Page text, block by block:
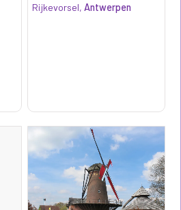
Rijkevorsel,Antwerpen